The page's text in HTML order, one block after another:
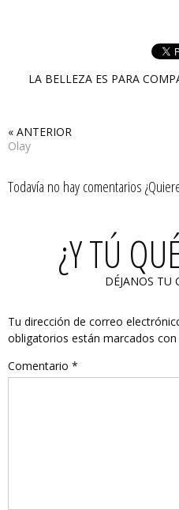
LA BELLEZA ES PARA
« ANTERIOR
Olay
Todavía no hay comentarios
¿Y TÚ
DÉJANOS TU
Tu dirección de correo
obligatorios están marcados con
Comentario *